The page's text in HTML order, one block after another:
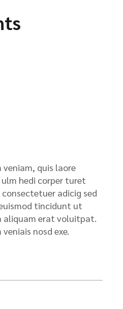
veniam, quis laore
hedi corper turet
adicig sed
tincidunt ut
aliquam erat voluitpat.
nosd exe.